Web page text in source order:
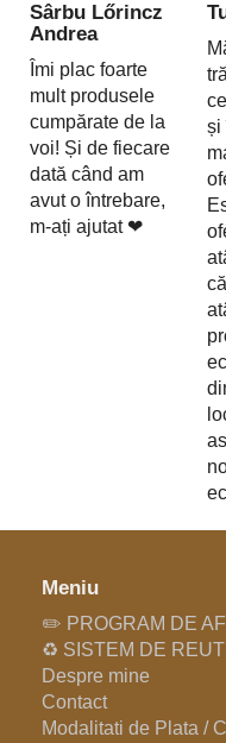
Sârbu Lőrincz
Andrea
Îmi plac foarte
mult produsele
cumpărate de la
voi! Și de fiecare
dată când am
avut o întrebare,
m-ați ajutat ❤
și
Meniu
✏️ PROGRAM DE
♻️ SISTEM DE
Despre mine
Contact
Modalitati de Plata /